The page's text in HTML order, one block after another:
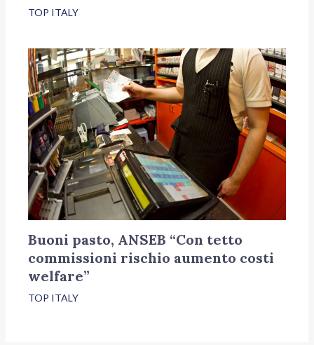
TOP ITALY
Buoni pasto, ANSEB “Con tetto
commissioni rischio aumento costi
welfare”
TOP ITALY